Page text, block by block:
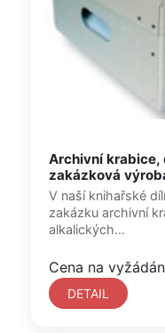
Archivní
zakázková
V naší knihařské
zakázku archivní
alkalických...
Cena na
DETAIL